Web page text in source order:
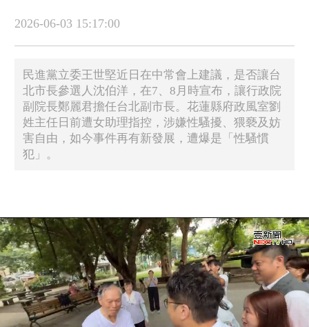
2026-06-03 15:17:00
民進黨立委王世堅近日在中常會上建議，是否讓台
北市長參選人沈伯洋，在7、8月時宣布，讓行政院
副院長鄭麗君擔任台北副市長。花蓮縣府政風室劉
姓主任日前遭女助理指控，涉嫌性騷擾、猥褻及妨
害自由，如今事件再有新發展，遭爆是「性騷慣
犯」。